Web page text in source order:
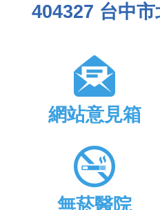
404327 台中
網站意見箱
無菸醫院